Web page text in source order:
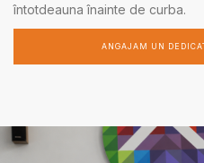
întotdeauna înainte de curba.
ANGAJAM UN